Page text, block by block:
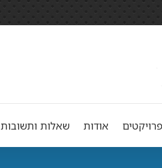
פרויקטים אודות שאלות ותשובות